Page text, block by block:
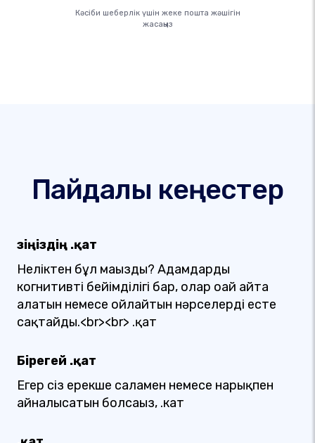
Кәсіби шеберлік үшін жеке пошта жәшігін
жасаңыз
Пайдалы кеңестер
Өзіңіздің .қат
Неліктен бұл маңызды? Адамдардың
когнитивті бейімділігі бар, олар оңай айта
алатын немесе ойлайтын нәрселерді есте
сақтайды.<br><br> .қат
Бірегей .қат
Егер сіз ерекше саламен немесе нарықпен
айналысатын болсаңыз, .кат